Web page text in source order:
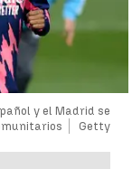
y el Madrid se
Getty